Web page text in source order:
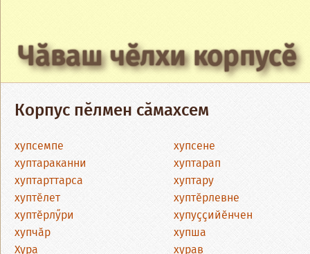
Чӑваш чӗлхи корпусӗ
Корпус пӗлмен сӑмахсем
хупсемпе
хупсене
хуптараканни
хуптарап
хуптарттарса
хуптару
хуптӗлет
хуптӗрлевне
хуптӗрлӳри
хупуҫҫийӗнчен
хупчӑр
хупша
Хура
хурав